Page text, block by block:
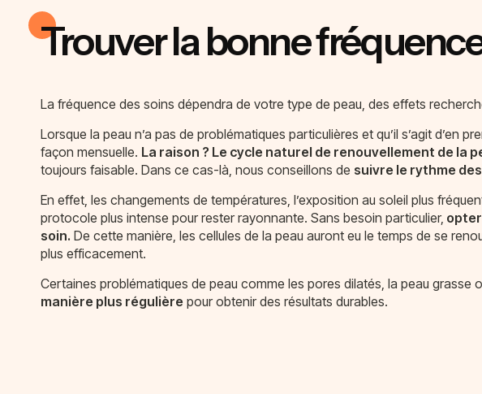
Trouver la bonne
La fréquence des soins dépendra de votre type de peau, des effets
Lorsque la peau n’a pas de problématiques particulières et qu’il s’agit
façon mensuelle. La raison ? Le cycle naturel de renouvellement de la
toujours faisable. Dans ce cas-là, nous conseillons de suivre le rythme
En effet, les changements de températures, l’exposition au soleil plus
protocole plus intense pour rester rayonnante. Sans besoin particulier,
soin. De cette manière, les cellules de la peau auront eu le temps de se
plus efficacement.
Certaines problématiques de peau comme les pores dilatés, la peau grasse
manière plus régulière pour obtenir des résultats durables.